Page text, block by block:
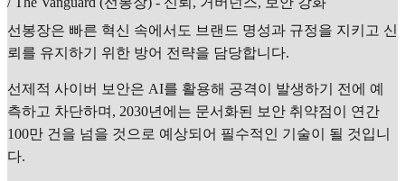
선봉장은 빠른 혁신 속에서도 브랜드 명성과 규정을 지키고 신
뢰를 유지하기 위한 방어 전략을 담당합니다.
선제적 사이버 보안은 AI를 활용해 공격이 발생하기 전에 예
측하고 차단하며, 2030년에는 문서화된 보안 취약점이 연간
100만 건을 넘을 것으로 예상되어 필수적인 기술이 될 것입니
다.